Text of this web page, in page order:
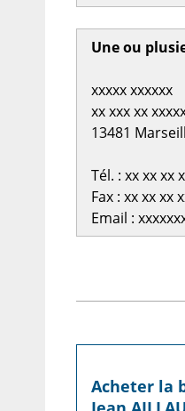
Une ou
xxxxx xxxxxx
xx xxx xx
13481
Tél. : xx xx xx
Fax : xx xx xx
Email :
Acheter la